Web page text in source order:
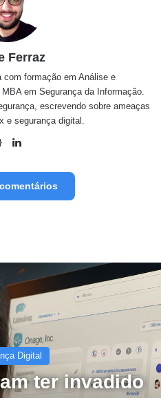
Ferraz
com formação em Análise e
em Segurança da Informação.
escrevendo sobre ameaças
e segurança digital.
Website